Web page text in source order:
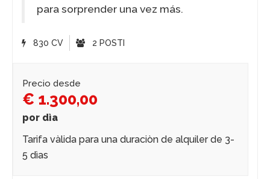
para sorprender una vez más.
830 CV 2 POSTI
Precio desde
€ 1.300,00
por dìa
Tarifa vàlida para una duraciòn de alquiler de 3-
5 dìas